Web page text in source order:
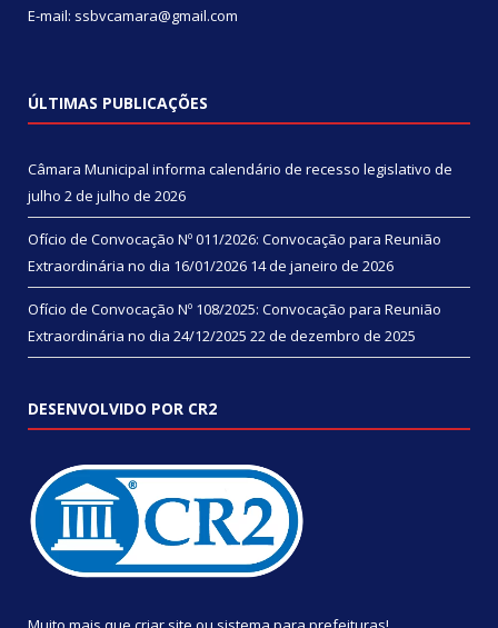
E-mail: ssbvcamara@gmail.com
ÚLTIMAS PUBLICAÇÕES
Câmara Municipal informa calendário de recesso legislativo de
julho 2 de julho de 2026
Ofício de Convocação Nº 011/2026: Convocação para Reunião
Extraordinária no dia 16/01/2026 14 de janeiro de 2026
Ofício de Convocação Nº 108/2025: Convocação para Reunião
Extraordinária no dia 24/12/2025 22 de dezembro de 2025
DESENVOLVIDO POR CR2